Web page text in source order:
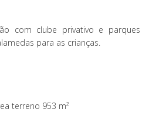
com clube privativo e parques
para as crianças.
terreno 953 m²